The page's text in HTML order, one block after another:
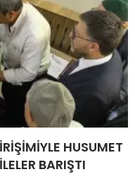
HUSUMET
BARIŞTI